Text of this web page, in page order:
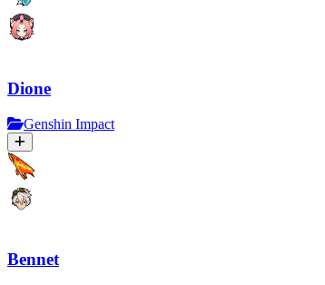
Dione
Genshin Impact
Bennet